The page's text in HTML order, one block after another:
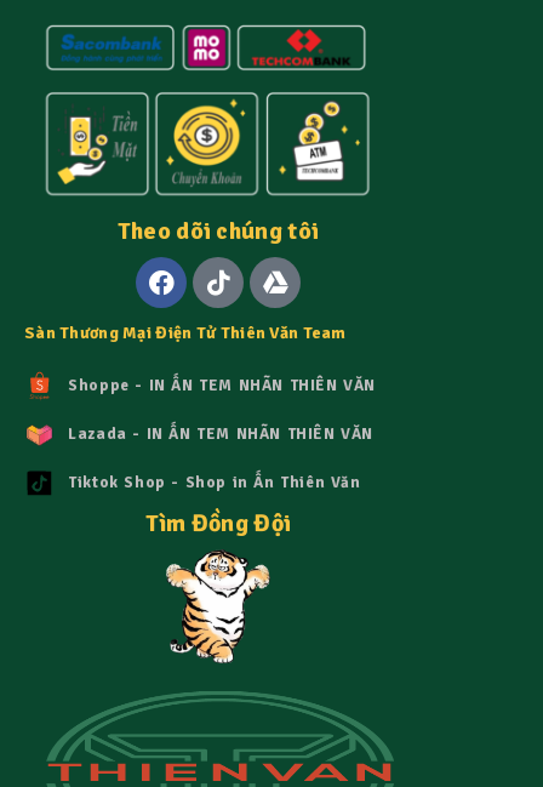
Theo dõi chúng tôi
Sàn Thương Mại Điện Tử Thiên Văn Team
Shoppe - IN ẤN TEM NHÃN THIÊN VĂN
Lazada - IN ẤN TEM NHÃN THIÊN VĂN
Tiktok Shop - Shop in Ấn Thiên Văn
Tìm Đồng Đội